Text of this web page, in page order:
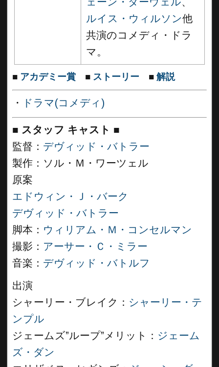
ルイス・ウィルソン他
共演のコメディ・ドラ
マ。
■ アカデミー賞 ■ ストーリー ■ 解説
・ ドラマ(コメディ)
■ スタッフ キャスト ■
監督： デヴィッド・バトラー
製作：ソル・Ｍ・ワーツェル
原案
エドウィン・Ｊ・バーク
デヴィッド・バトラー
脚本： ウィリアム・Ｍ・コンセルマン
撮影： アーサー・Ｃ・ミラー
音楽： デヴィッド・バトルフ
出演
シャーリー・ブレイク： シャーリー・テ
ンプル
ジェームズ”ループ”メリット： ジェーム
ズ・ダン